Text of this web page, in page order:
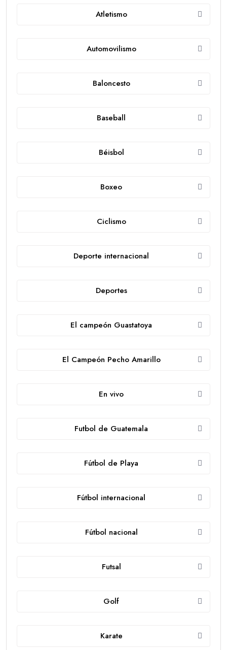
Atletismo
Automovilismo
Baloncesto
Baseball
Béisbol
Boxeo
Ciclismo
Deporte internacional
Deportes
El campeón Guastatoya
El Campeón Pecho Amarillo
En vivo
Futbol de Guatemala
Fútbol de Playa
Fútbol internacional
Fútbol nacional
Futsal
Golf
Karate